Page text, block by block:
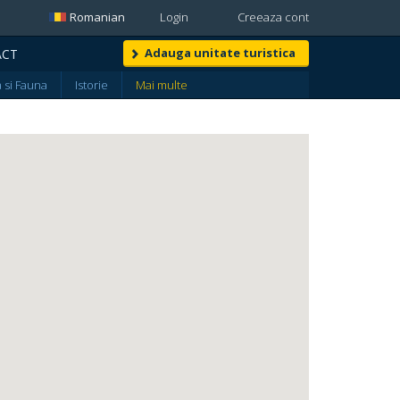
Login Creeaza cont
Romanian
Adauga unitate turistica
si Fauna Istorie Mai multe